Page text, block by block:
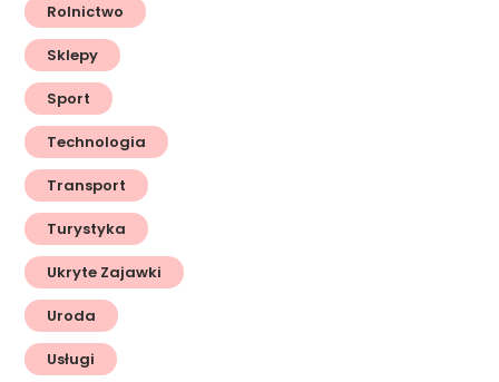
Rolnictwo
Sklepy
Sport
Technologia
Transport
Turystyka
Ukryte Zajawki
Uroda
Usługi